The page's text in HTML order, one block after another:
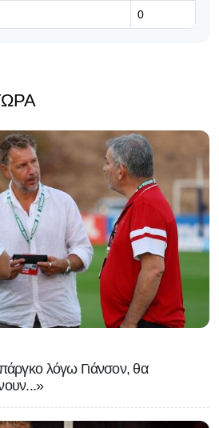
0
λόγω Γιάνσον, θα